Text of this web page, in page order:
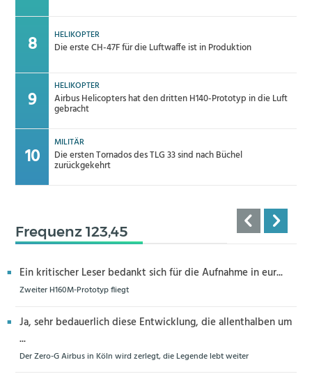
HELIKOPTER
Die erste CH-47F für die Luftwaffe ist in Produktion
HELIKOPTER
Airbus Helicopters hat den dritten H140-Prototyp in die Luft
gebracht
MILITÄR
Die ersten Tornados des TLG 33 sind nach Büchel
zurückgekehrt
Frequenz 123,45
Ein kritischer Leser bedankt sich für die Aufnahme in eur...
Zweiter H160M-Prototyp fliegt
Ja, sehr bedauerlich diese Entwicklung, die allenthalben um
...
Der Zero-G Airbus in Köln wird zerlegt, die Legende lebt weiter